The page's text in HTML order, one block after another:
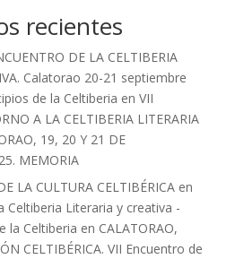
recientes
DE LA CELTIBERIA
Calatorao 20-21 septiembre
de la Celtiberia en VII
A LA CELTIBERIA LITERARIA
19, 20 Y 21 DE
MEMORIA
LA CULTURA CELTIBÉRICA en
Celtiberia Literaria y creativa -
la Celtiberia en CALATORAO,
CELTIBÉRICA. VII Encuentro de